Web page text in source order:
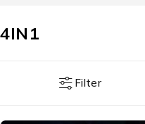
4IN1
Filter